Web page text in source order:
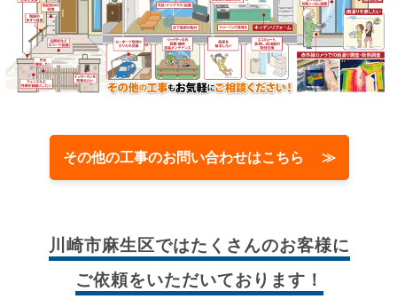
その他の工事のお問い合わせはこちら ≫
川崎市麻生区ではたくさんのお客様に
ご依頼をいただいております！